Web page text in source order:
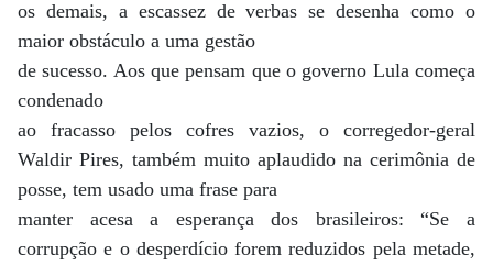
os demais, a escassez de verbas se desenha como o
maior obstáculo a uma gestão
de sucesso. Aos que pensam que o governo Lula começa
condenado
ao fracasso pelos cofres vazios, o corregedor-geral
Waldir Pires, também muito aplaudido na cerimônia de
posse, tem usado uma frase para
manter acesa a esperança dos brasileiros: “Se a
corrupção e o desperdício forem reduzidos pela metade,